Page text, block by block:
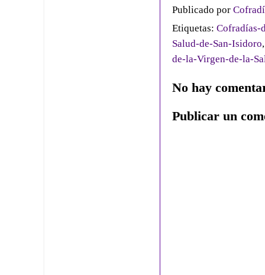
Publicado por
Etiquetas: Cofradías-
Salud-de-San-Isidoro
de-la-Virgen-de-la-
No hay
Publicar un